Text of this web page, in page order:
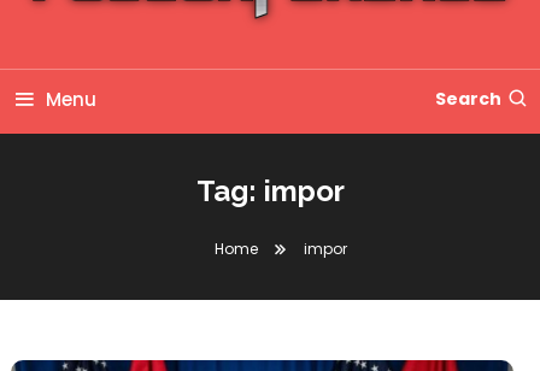
Menu Search
Tag: impor
Home impor